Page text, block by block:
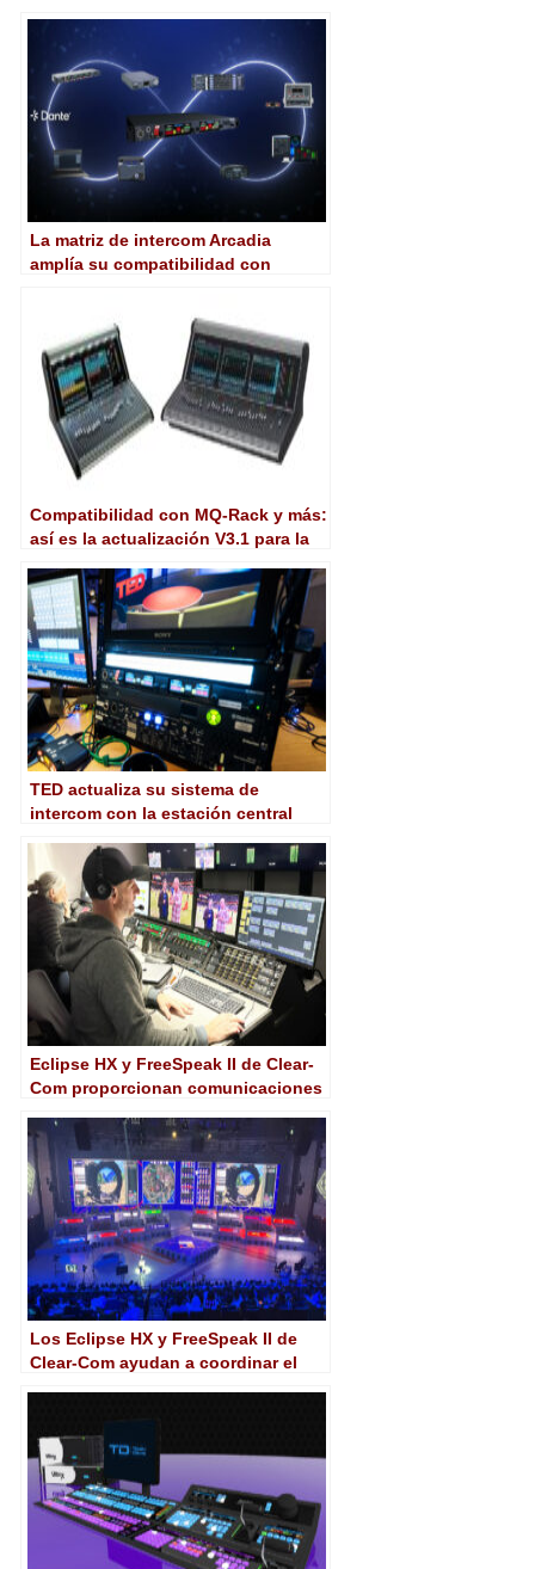
La matriz de intercom Arcadia
amplía su compatibilidad con
Compatibilidad con MQ-Rack y más:
así es la actualización V3.1 para la
TED actualiza su sistema de
intercom con la estación central
Eclipse HX y FreeSpeak II de Clear-
Com proporcionan comunicaciones
Los Eclipse HX y FreeSpeak II de
Clear-Com ayudan a coordinar el